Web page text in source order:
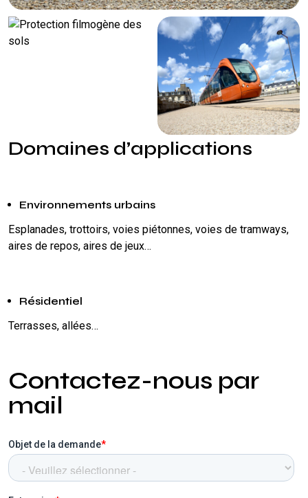
Domaines d’applications
Environnements urbains
Esplanades, trottoirs, voies piétonnes, voies de tramways,
aires de repos, aires de jeux…
Résidentiel
Terrasses, allées…
Contactez-nous par
mail